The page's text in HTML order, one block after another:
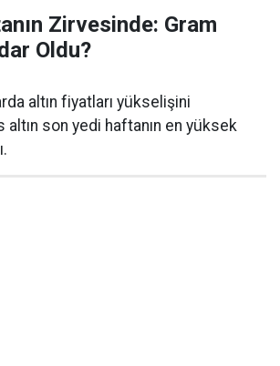
Zirvesinde: Gram
Oldu?
altın fiyatları yükselişini
son yedi haftanın en yüksek